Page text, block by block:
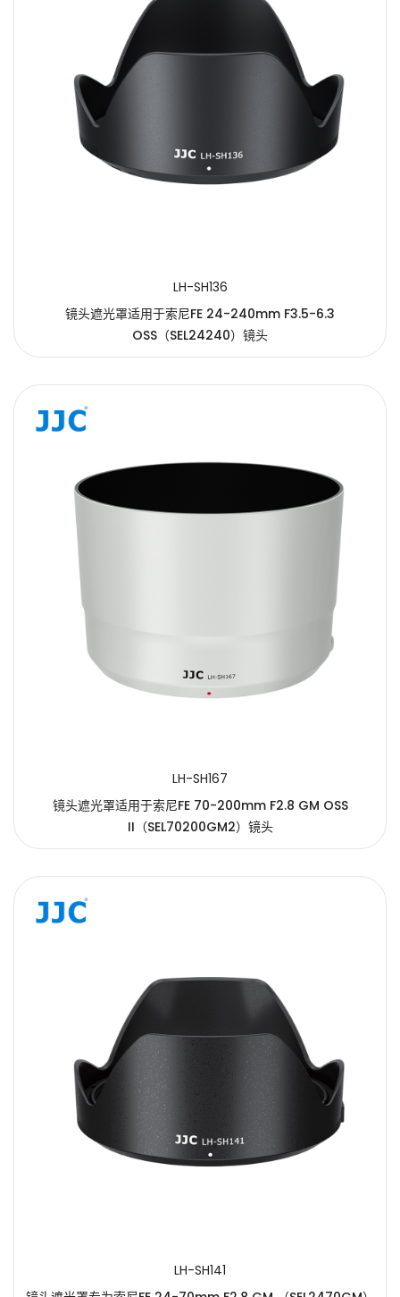
LH-SH136
镜头遮光罩适用于索尼FE 24-240mm F3.5-6.3
OSS（SEL24240）镜头
LH-SH167
镜头遮光罩适用于索尼FE 70-200mm F2.8 GM OSS
II（SEL70200GM2）镜头
LH-SH141